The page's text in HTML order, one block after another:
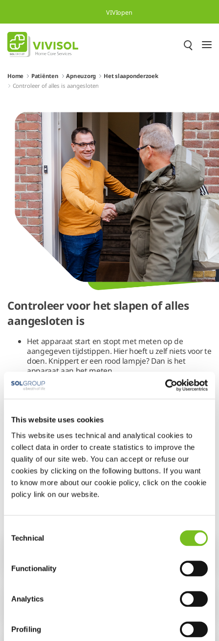
This website uses cookies
This website uses technical and analytical cookies to
collect data in order to create statistics to improve the
quality of our site web. You can accept or refuse our
cookies by clicking on the following buttons. If you want
to know more about our cookie policy, click on the cookie
policy link on our website.
Selection
Technical
Functionality
Analytics
Profiling
VIVIopen
Home Patiënten Apneuzorg
Het slaaponderzoek
Controleer of alles is aangesloten
Controleer voor het slapen of alles
aangesloten is
Het apparaat start en stopt met meten op de
aangegeven tijdstippen. Hier hoeft u zelf niets voor te
doen. Knippert er een rood lampje? Dan is het
apparaat aan het meten.
Controleer of het klipje op de vinger nog goed zit en
of de draad nog vastgeplakt zit op de achterkant van
en haak de slangetjes achter de oren tot onder de
Houd uw normale slaaptijden en slaapgewoonten
aan.
Tijdens een toiletbezoek kunt u de apparatuur
gewoon laten zitten.
Checklist slaaponderzoek